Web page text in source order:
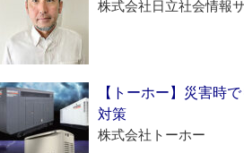
株式会社日立社会情報
【トーホー】災害時
対策
株式会社トーホー